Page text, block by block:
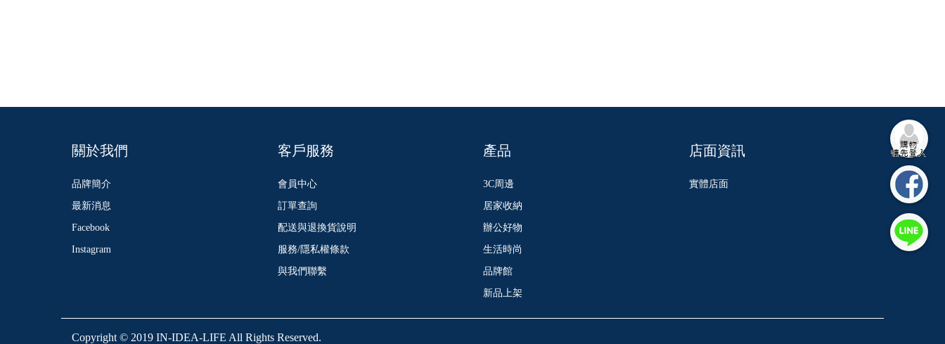
關於我們
品牌簡介
最新消息
Facebook
Instagram
客戶服務
會員中心
訂單查詢
配送與退換貨說明
服務/隱私權條款
與我們聯繫
產品
3C周邊
居家收納
辦公好物
生活時尚
品牌館
新品上架
店面資訊
實體店面
Copyright © 2019 IN-IDEA-LIFE All Rights Reserved.